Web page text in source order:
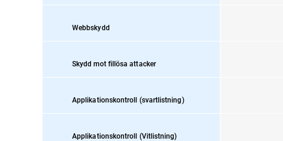
Webbskydd
Skydd mot fillösa attacker
Applikationskontroll (svartlistning)
Applikationskontroll (Vitlistning)